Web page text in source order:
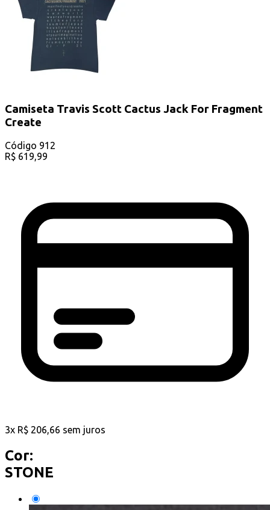
Camiseta Travis Scott Cactus Jack For Fragment
Create
Código 912
R$ 619,99
3x R$ 206,66 sem juros
Cor:
STONE